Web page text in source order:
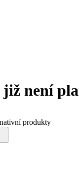
není
produkty